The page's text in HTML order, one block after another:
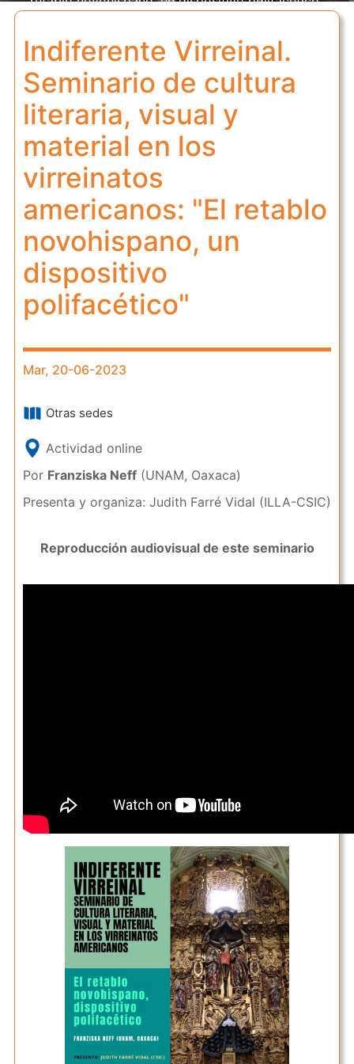
Indiferente Virreinal.
Seminario de cultura
literaria, visual y
material en los
virreinatos
americanos: "El retablo
novohispano, un
dispositivo
polifacético"
Mar, 20-06-2023
Otras sedes
Actividad online
Por Franziska Neff(UNAM, Oaxaca)
Presenta y organiza: Judith Farré Vidal (ILLA-CSIC)
Reproducción audiovisual de este seminario